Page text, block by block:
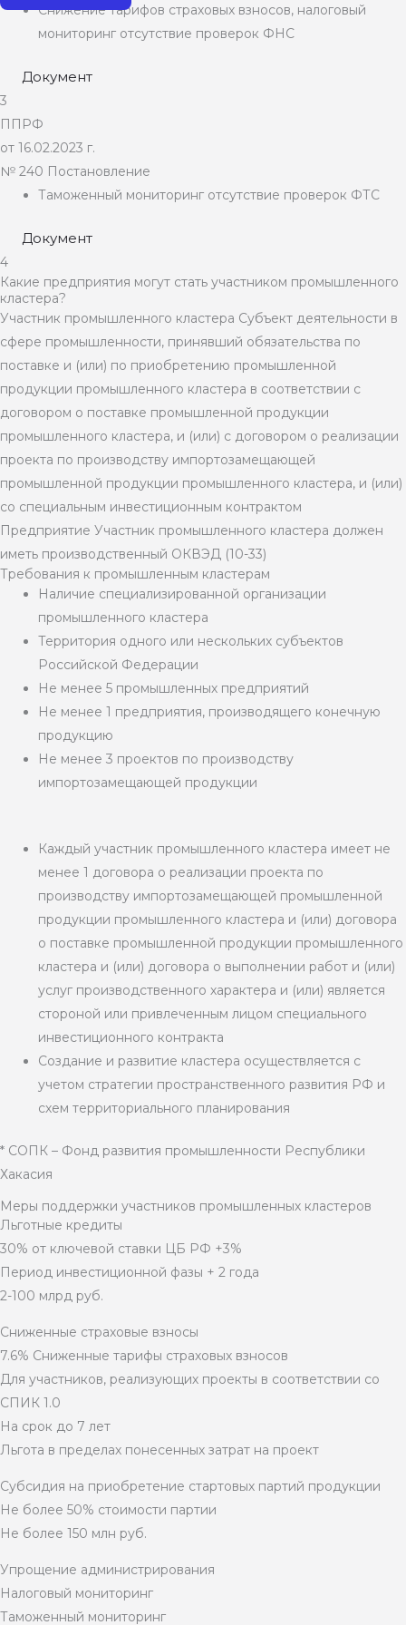
Снижение тарифов страховых взносов, налоговый
мониторинг отсутствие проверок ФНС
Документ
3
ППРФ
от 16.02.2023 г.
№ 240 Постановление
Таможенный мониторинг отсутствие проверок ФТС
Документ
4
Какие предприятия могут стать участником промышленного
кластера?
Участник промышленного кластера Субъект деятельности в
сфере промышленности, принявший обязательства по
поставке и (или) по приобретению промышленной
продукции промышленного кластера в соответствии с
договором о поставке промышленной продукции
промышленного кластера, и (или) с договором о реализации
проекта по производству импортозамещающей
промышленной продукции промышленного кластера, и (или)
со специальным инвестиционным контрактом
Предприятие Участник промышленного кластера должен
иметь производственный ОКВЭД (10-33)
Требования к промышленным кластерам
Наличие специализированной организации
промышленного кластера
Территория одного или нескольких субъектов
Российской Федерации
Не менее 5 промышленных предприятий
Не менее 1 предприятия, производящего конечную
продукцию
Не менее 3 проектов по производству
импортозамещающей продукции
Каждый участник промышленного кластера имеет не
менее 1 договора о реализации проекта по
производству импортозамещающей промышленной
продукции промышленного кластера и (или) договора
о поставке промышленной продукции промышленного
кластера и (или) договора о выполнении работ и (или)
услуг производственного характера и (или) является
стороной или привлеченным лицом специального
инвестиционного контракта
Создание и развитие кластера осуществляется с
учетом стратегии пространственного развития РФ и
схем территориального планирования
* СОПК – Фонд развития промышленности Республики
Хакасия
Меры поддержки участников промышленных кластеров
Льготные кредиты
30% от ключевой ставки ЦБ РФ +3%
Период инвестиционной фазы + 2 года
2-100 млрд руб.
Сниженные страховые взносы
7.6% Сниженные тарифы страховых взносов
Для участников, реализующих проекты в соответствии со
СПИК 1.0
На срок до 7 лет
Льгота в пределах понесенных затрат на проект
Субсидия на приобретение стартовых партий продукции
Не более 50% стоимости партии
Не более 150 млн руб.
Упрощение администрирования
Налоговый мониторинг
Таможенный мониторинг